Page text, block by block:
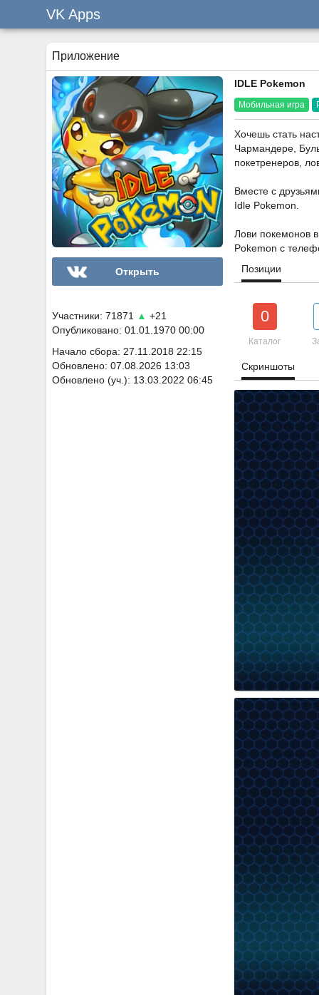
VK Apps
Приложение
Открыть
Участники: 71871 ▲ +21
Опубликовано: 01.01.1970 00:00
Начало сбора: 27.11.2018 22:15
Обновлено: 07.08.2026 13:03
Обновлено (уч.): 13.03.2022 06:45
IDLE Pokemon
Мобильная игра
Хочешь стать
Чармандере,
покетренеров,
Вместе с
Idle Pokemon.
Лови покемонов
Pokemon с
Позиции
0
Каталог
Скриншоты